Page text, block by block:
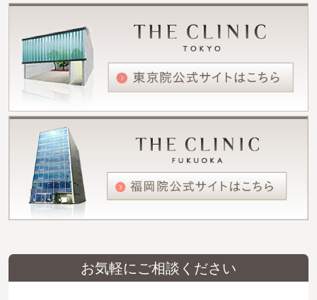
お気軽にご相談ください